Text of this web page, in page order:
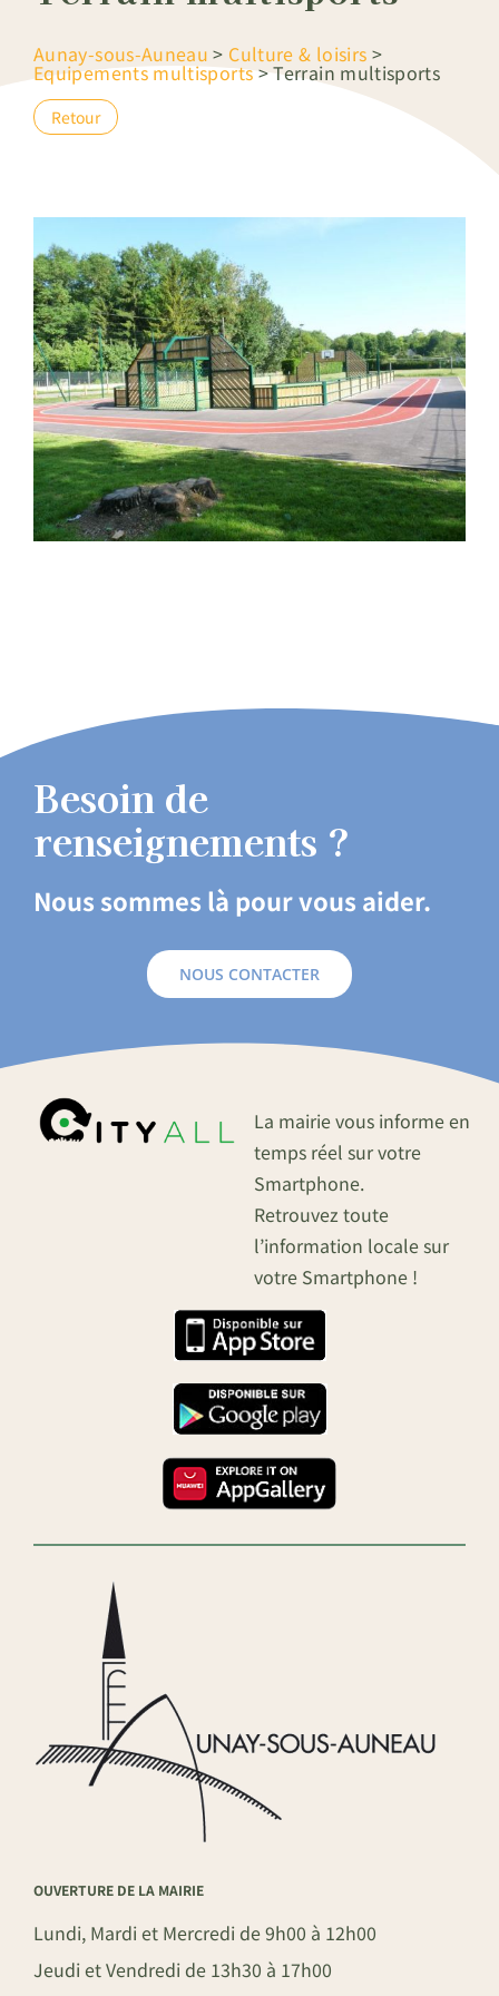
Aunay-sous-Auneau > Culture & loisirs >
Equipements multisports>Terrain multisports
Retour
Besoin de
renseignements ?
Nous sommes là pour vous aider.
NOUS CONTACTER
La mairie vous informe en
temps réel sur votre
Smartphone.
Retrouvez toute
l’information locale sur
votre Smartphone !
OUVERTURE DE LA MAIRIE
Lundi, Mardi et Mercredi de 9h00 à 12h00
Jeudi et Vendredi de 13h30 à 17h00